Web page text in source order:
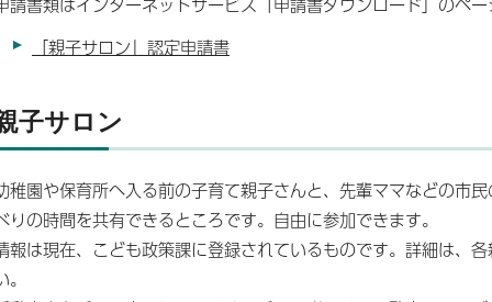
「親子サロン」認定申請書
子サロン
稚園や保育所へ入る前の子育て親子さんと、先輩ママなどの市
りの時間を共有できるところです。自由に参加できます。
報は現在、こども政策課に登録されているものです。詳細は、
。